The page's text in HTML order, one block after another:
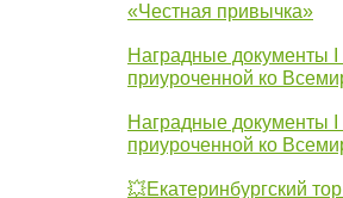
«Честная привычка»
Наградные документы
приуроченной ко
Наградные документы
приуроченной ко
💥Екатеринбургский